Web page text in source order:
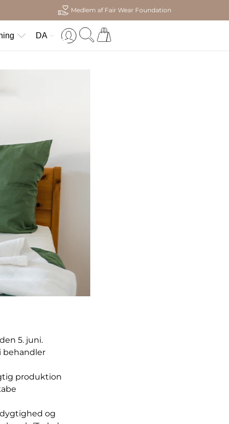
Medlem af Fair Wear Foundation
DA
5. juni.
behandler
produktion
og